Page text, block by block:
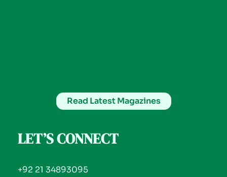
Read Latest Magazines
LET’S CONNECT
+92 21 34893095